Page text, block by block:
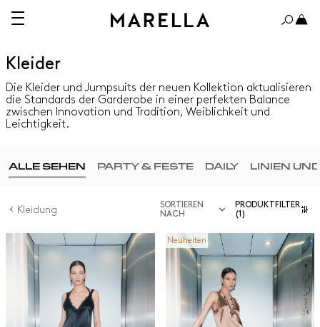
Kleider
Die Kleider und Jumpsuits der neuen Kollektion aktualisieren
die Standards der Garderobe in einer perfekten Balance
zwischen Innovation und Tradition, Weiblichkeit und
Leichtigkeit.
ALLE SEHEN PARTY & FESTE DAILY LINIEN
Kleidung
SORTIEREN
NACH
PRODUKTFILTER
(1)
Neuheiten